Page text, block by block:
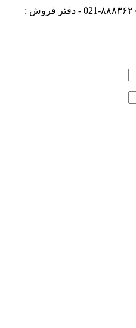
شماره های تماس : فروشگاه : ۸۸۸۳۶۲۰۸-021 - دفتر فروش :